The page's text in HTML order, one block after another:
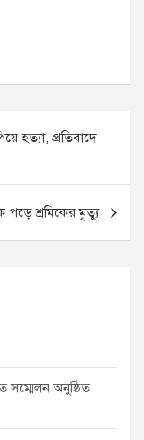
হত্যা, প্রতিবাদে
পড়ে শ্রমিকের মৃত্যু
সম্মেলন অনুষ্ঠিত